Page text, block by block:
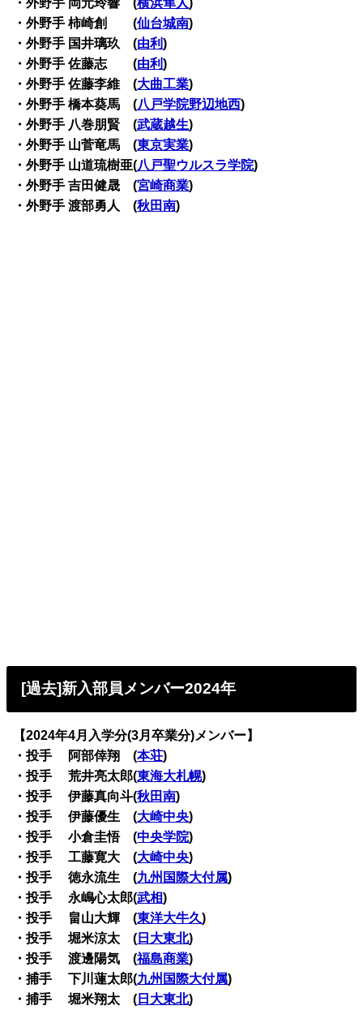
・外野手 岡元玲響 (横浜隼人)
・外野手 柿崎創 (仙台城南)
・外野手 国井璃玖 (由利)
・外野手 佐藤志 (由利)
・外野手 佐藤李維 (大曲工業)
・外野手 橋本葵馬 (八戸学院野辺地西)
・外野手 八巻朋賢 (武蔵越生)
・外野手 山菅竜馬 (東京実業)
・外野手 山道琉樹亜(八戸聖ウルスラ学院)
・外野手 吉田健晟 (宮崎商業)
・外野手 渡部勇人 (秋田南)
[過去]新入部員メンバー2024年
【2024年4月入学分(3月卒業分)メンバー】
・投手 阿部倖翔 (本荘)
・投手 荒井亮太郎(東海大札幌)
・投手 伊藤真向斗(秋田南)
・投手 伊藤優生 (大崎中央)
・投手 小倉圭悟 (中央学院)
・投手 工藤寛大 (大崎中央)
・投手 徳永流生 (九州国際大付属)
・投手 永嶋心太郎(武相)
・投手 畠山大輝 (東洋大牛久)
・投手 堀米涼太 ( 日大東北)
・投手 渡邊陽気 (福島商業)
・捕手 下川蓮太郎(九州国際大付属)
・捕手 堀米翔太 ( 日大東北)